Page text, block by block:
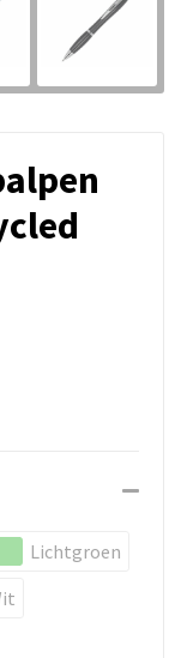
Lichtgroen